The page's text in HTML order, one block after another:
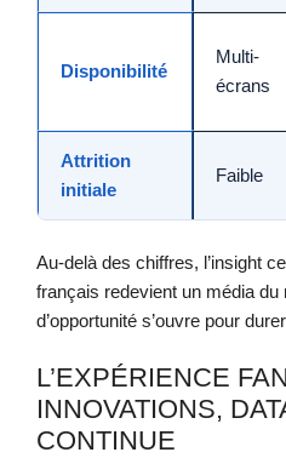
Disponibilité
Multi-
écrans
Attrition
initiale
Faible
Au-delà des chiffres, l’insight
français redevient un média
d’opportunité s’ouvre pour
L’EXPÉRIENCE
INNOVATIONS,
CONTINUE